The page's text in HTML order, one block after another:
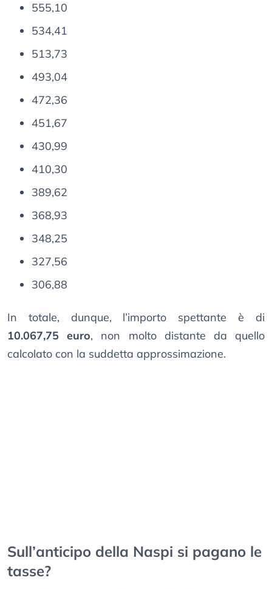
555,10
534,41
513,73
493,04
472,36
451,67
430,99
410,30
389,62
368,93
348,25
327,56
306,88
In totale, dunque, l’importo spettante è di
10.067,75 euro, non molto distante da quello
calcolato con la suddetta approssimazione.
Sull’anticipo della Naspi si pagano le
tasse?